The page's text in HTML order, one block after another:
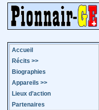
Accueil
Récits >>
Biographies
Appareils >>
Lieux d’action
Partenaires